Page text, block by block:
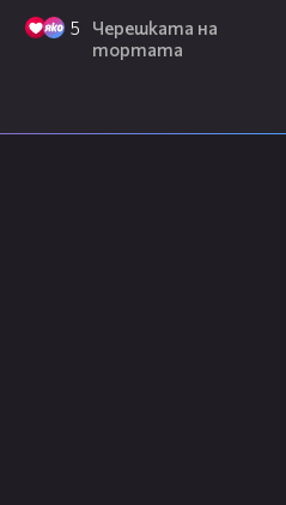
5
Черешката на
тортата